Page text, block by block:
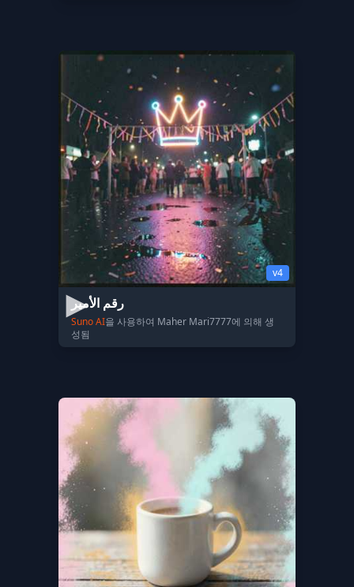
v4
رقم الأمير
Suno AI을 사용하여 Maher Mari7777에 의해 생
성됨